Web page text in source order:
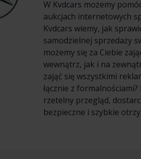
W Kvdcars możemy
aukcjach internetowych
Kvdcars wiemy, jak
samodzielnej sprzedaży
możemy się za Ciebie
wewnątrz, jak i na
zająć się wszystkimi
łącznie z
rzetelny przegląd,
bezpieczne i szybkie